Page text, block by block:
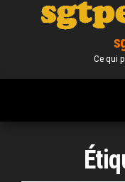
Ce qui